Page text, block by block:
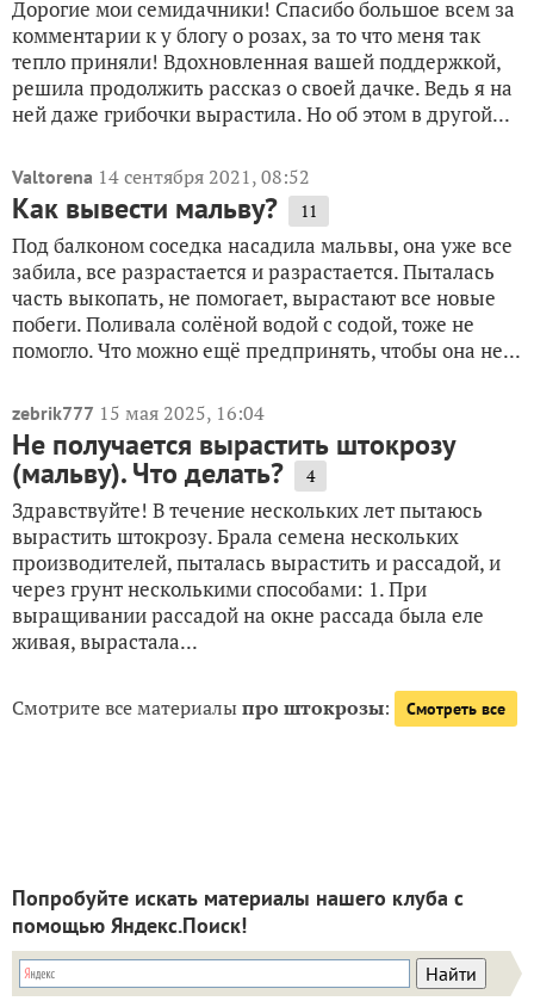
Дорогие мои семидачники! Спасибо большое всем за
комментарии к у блогу о розах, за то что меня так
тепло приняли! Вдохновленная вашей поддержкой,
решила продолжить рассказ о своей дачке. Ведь я на
ней даже грибочки вырастила. Но об этом в другой...
Valtorena 14 сентября 2021, 08:52
Как вывести мальву? 11
Под балконом соседка насадила мальвы, она уже все
забила, все разрастается и разрастается. Пыталась
часть выкопать, не помогает, вырастают все новые
побеги. Поливала солёной водой с содой, тоже не
помогло. Что можно ещё предпринять, чтобы она не...
zebrik777 15 мая 2025, 16:04
Не получается вырастить штокрозу
(мальву). Что делать? 4
Здравствуйте! В течение нескольких лет пытаюсь
вырастить штокрозу. Брала семена нескольких
производителей, пыталась вырастить и рассадой, и
через грунт несколькими способами: 1. При
выращивании рассадой на окне рассада была еле
живая, вырастала...
Смотрите все материалыпро штокрозы: Смотреть все
Попробуйте искать материалы нашего клуба с
помощью Яндекс.Поиск!